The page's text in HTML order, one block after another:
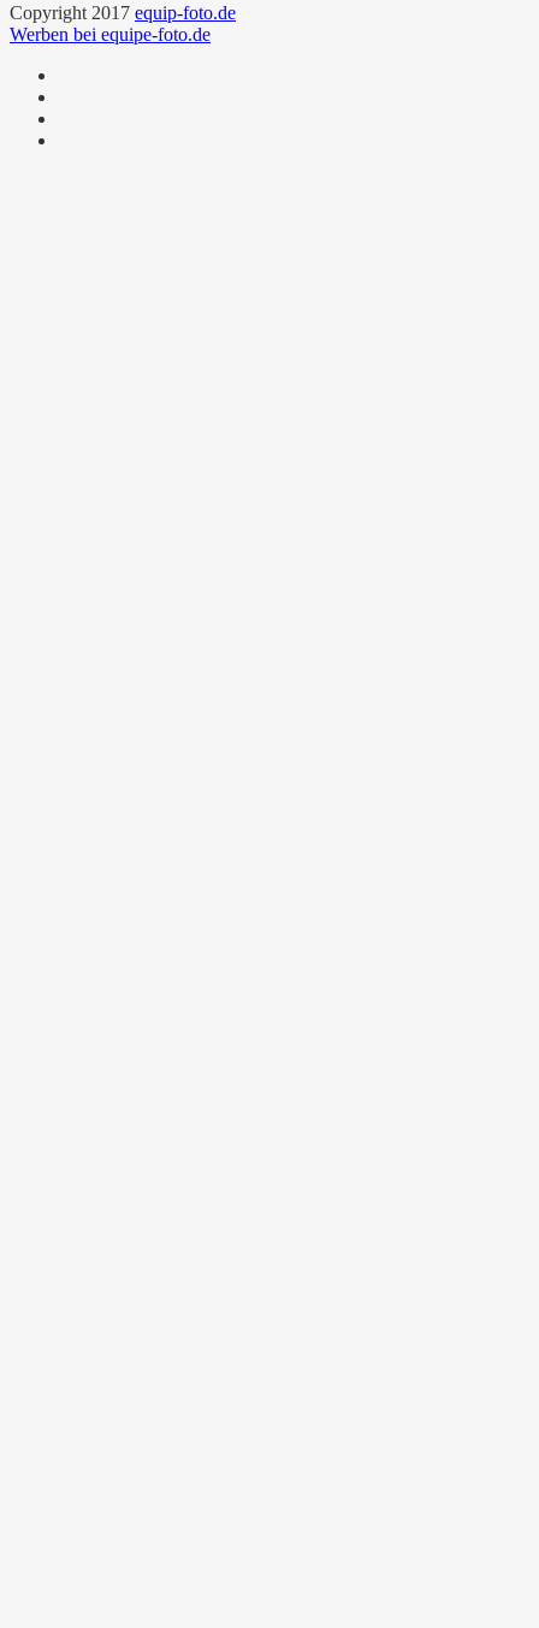
Copyright 2017 equip-foto.de
Werben bei equipe-foto.de